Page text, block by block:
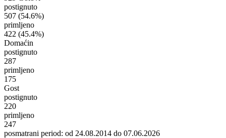
postignuto
507 (54.6%)
primljeno
422 (45.4%)
Domaćin
postignuto
287
primljeno
175
Gost
postignuto
220
primljeno
247
posmatrani period: od 24.08.2014 do 07.06.2026